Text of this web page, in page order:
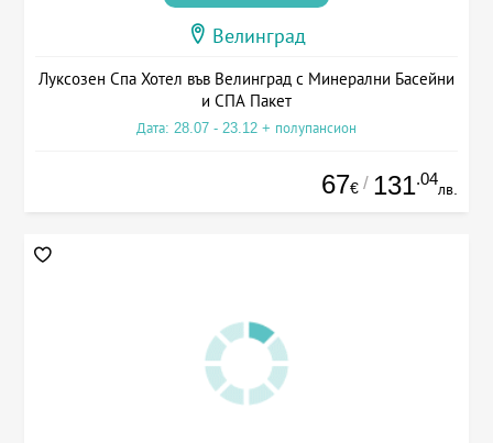
Велинград
Луксозен Спа Хотел във Велинград с Минерални Басейни
и СПА Пакет
Дата: 28.07 - 23.12 + полупансион
67€ / 131.04
лв.